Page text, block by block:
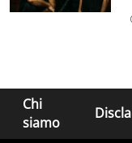
Chi
siamo